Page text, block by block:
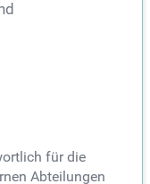
für die
Abteilungen